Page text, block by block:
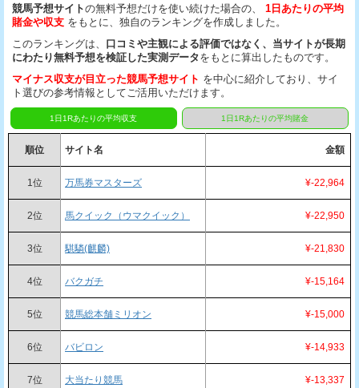
競馬予想サイトの無料予想だけを使い続けた場合の、
1日あたりの平均
賭金や収支 をもとに、独自のランキングを作成しました。
このランキングは、 口コミや主観による評価ではなく、当サイトが長期
にわたり無料予想を検証した実測データをもとに算出したものです。
マイナス収支が目立った競馬予想サイト を中心に紹介しており、サイ
ト選びの参考情報としてご活用いただけます。
1日1Rあたりの平均収支 1日1Rあたりの平均賭金
順位 サイト名 金額
1位 万馬券マスターズ ¥-22,964
2位 馬クイック（ウマクイック） ¥-22,950
3位 騏驎(麒麟) ¥-21,830
4位 バクガチ ¥-15,164
5位 競馬総本舗ミリオン ¥-15,000
6位 バビロン ¥-14,933
7位 大当たり競馬 ¥-13,337